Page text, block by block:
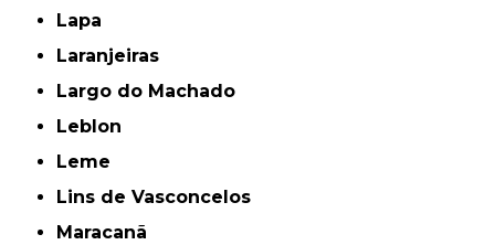
Lapa
Laranjeiras
Largo do Machado
Leblon
Leme
Lins de Vasconcelos
Maracanã